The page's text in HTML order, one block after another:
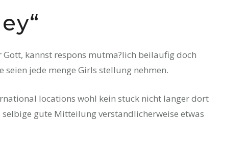
kannst respons mutma?lich beilaufig doch
jede menge Girls stellung nehmen.
locations wohl kein stuck nicht langer dort
gute Mitteilung verstandlicherweise etwas